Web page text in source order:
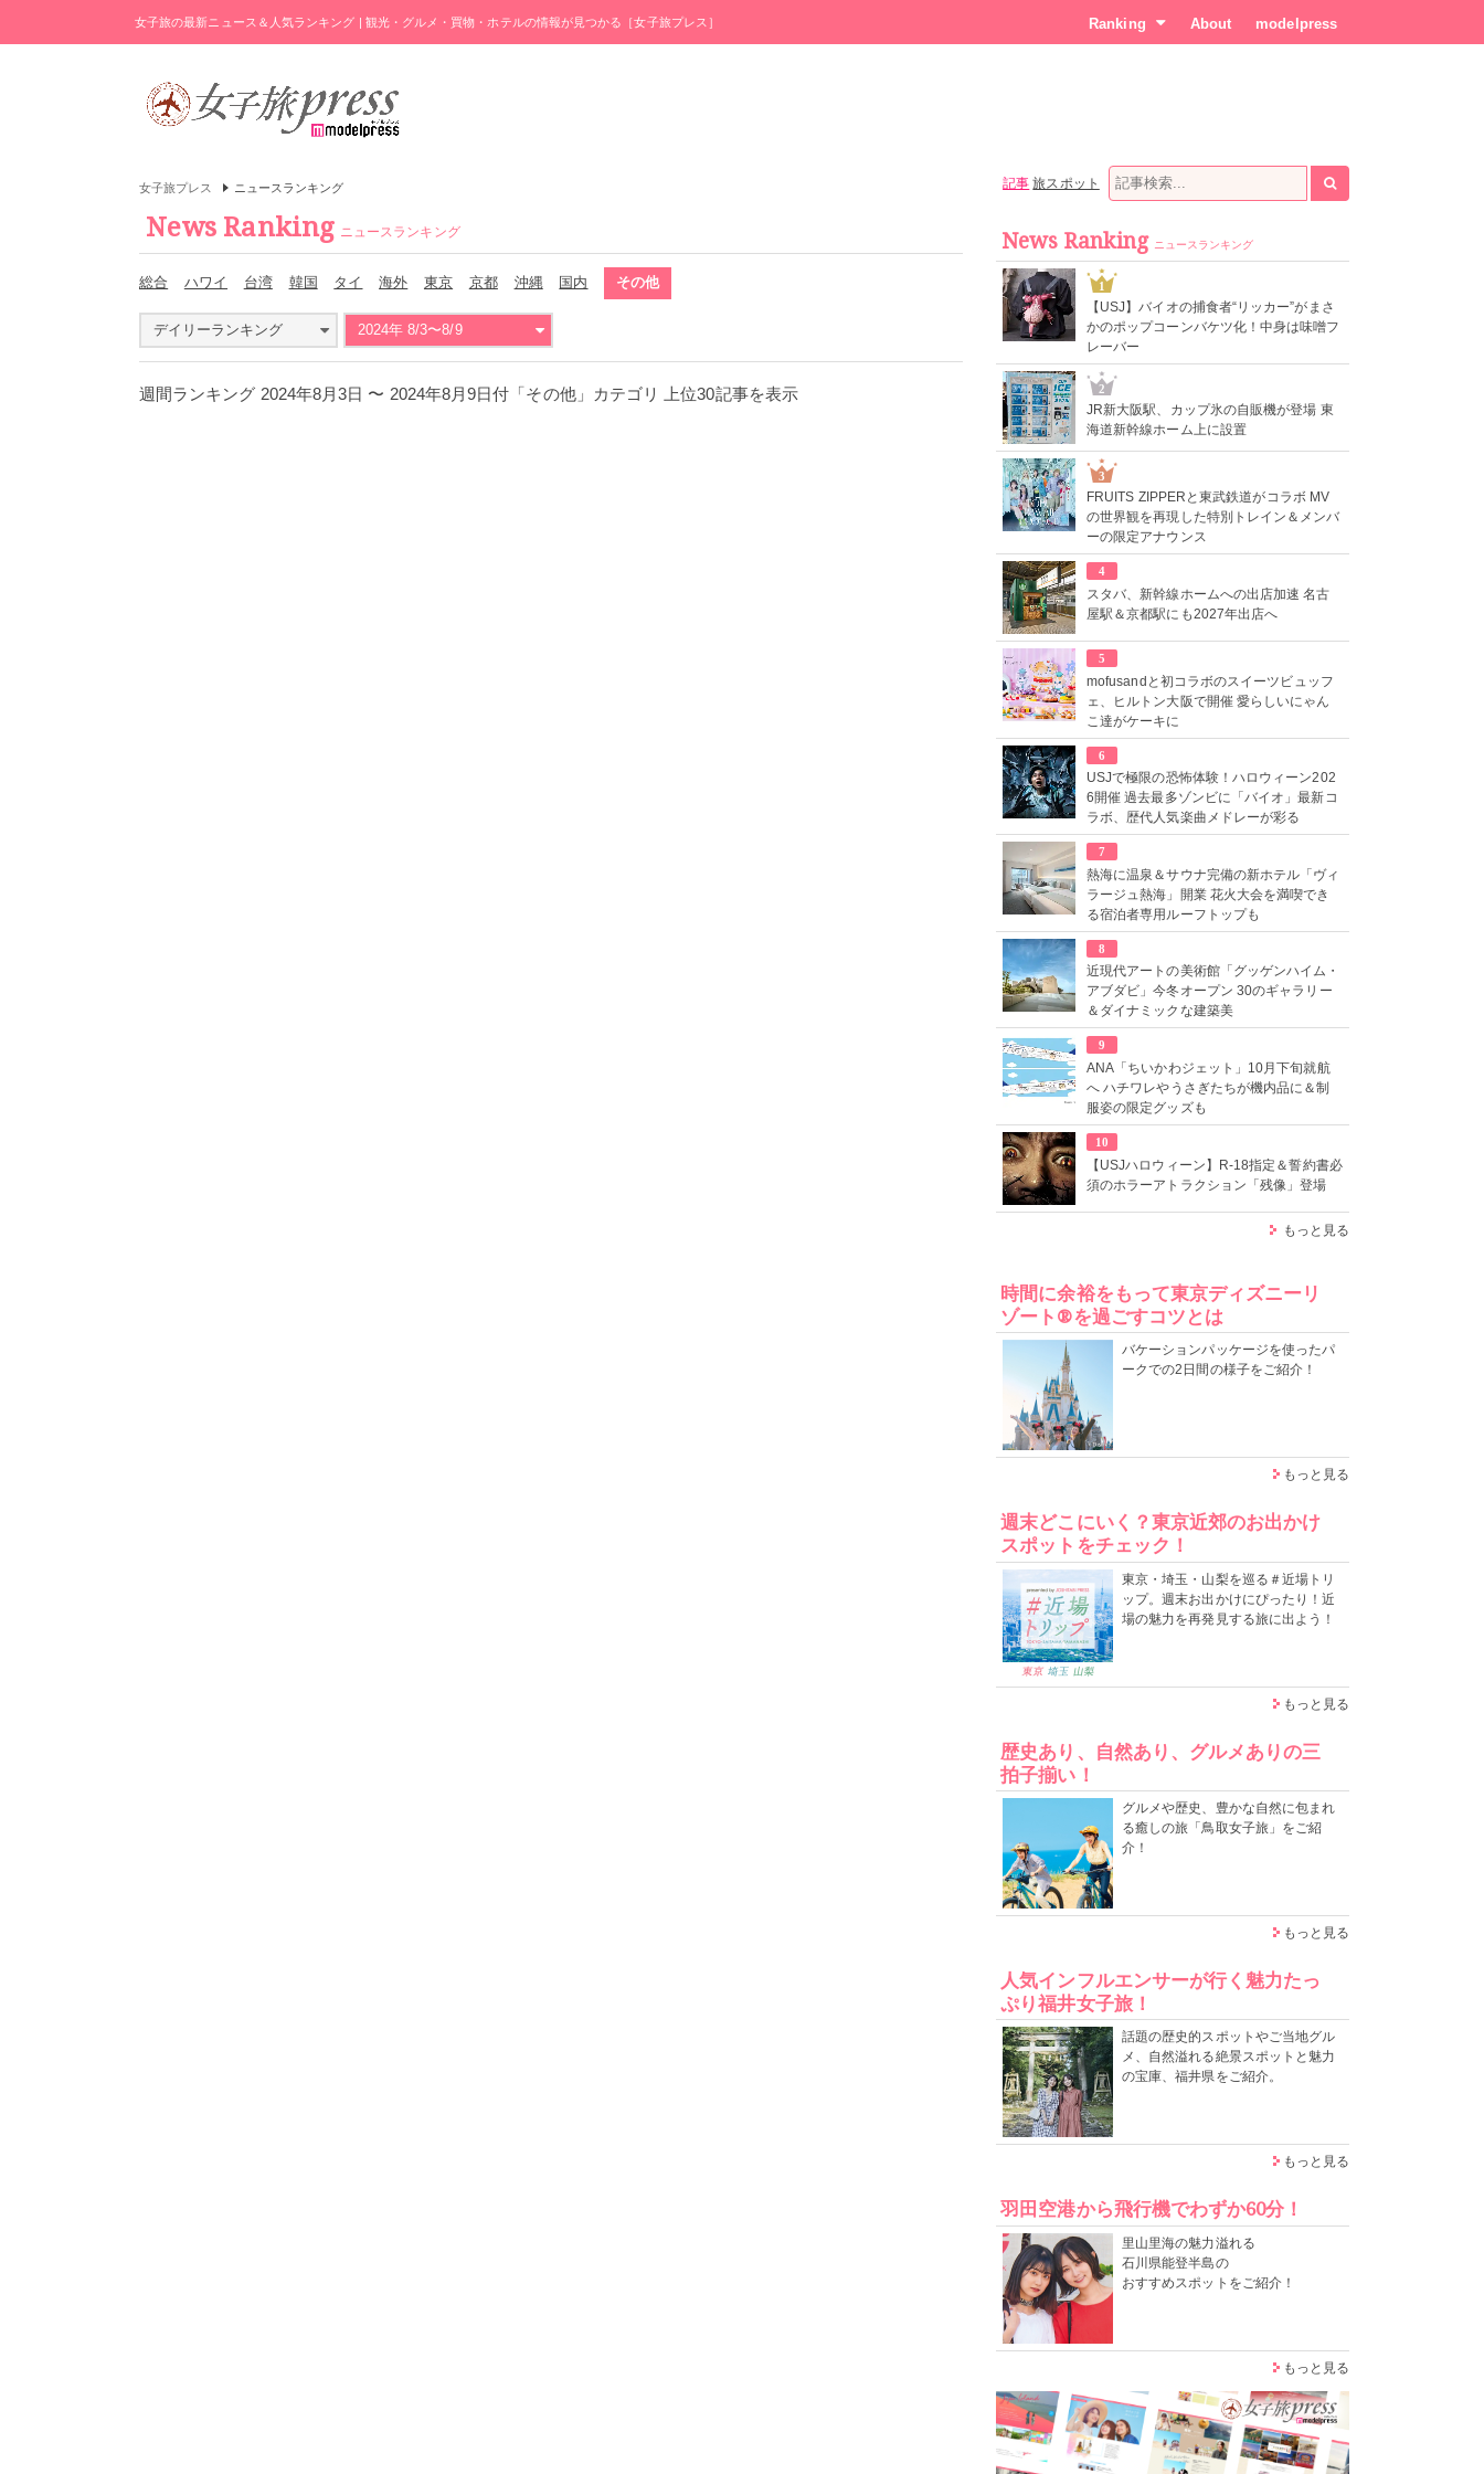
女子旅の最新ニュース＆人気ランキング | 観光・グルメ・買物・ホテルの情報が見つかる［女子旅プレス］ Ranking About modelpress
女子旅プレス ニュースランキング
News Ranking ニュースランキング
総合 ハワイ 台湾 韓国 タイ 海外 東京 京都 沖縄 国内 その他
デイリーランキング 2024年 8/3〜8/9
週間ランキング 2024年8月3日 〜 2024年8月9日付「その他」カテゴリ 上位30記事を表示
記事 旅スポット
News Ranking ニュースランキング
1
【USJ】バイオの捕食者“リッカー”がまさ
かのポップコーンバケツ化！中身は味噌フ
レーバー
2
JR新大阪駅、カップ氷の自販機が登場 東
海道新幹線ホーム上に設置
3
FRUITS ZIPPERと東武鉄道がコラボ MV
の世界観を再現した特別トレイン＆メンバ
ーの限定アナウンス
4
スタバ、新幹線ホームへの出店加速 名古
屋駅＆京都駅にも2027年出店へ
5
mofusandと初コラボのスイーツビュッフ
ェ、ヒルトン大阪で開催 愛らしいにゃん
こ達がケーキに
6
USJで極限の恐怖体験！ハロウィーン202
6開催 過去最多ゾンビに「バイオ」最新コ
ラボ、歴代人気楽曲メドレーが彩る
7
熱海に温泉＆サウナ完備の新ホテル「ヴィ
ラージュ熱海」開業 花火大会を満喫でき
る宿泊者専用ルーフトップも
8
近現代アートの美術館「グッゲンハイム・
アブダビ」今冬オープン 30のギャラリー
＆ダイナミックな建築美
9
ANA「ちいかわジェット」10月下旬就航
へ ハチワレやうさぎたちが機内品に＆制
服姿の限定グッズも
10
【USJハロウィーン】R-18指定＆誓約書必
須のホラーアトラクション「残像」登場
もっと見る
時間に余裕をもって東京ディズニーリ
ゾート®を過ごすコツとは
バケーションパッケージを使ったパ
ークでの2日間の様子をご紹介！
もっと見る
週末どこにいく？東京近郊のお出かけ
スポットをチェック！
東京・埼玉・山梨を巡る＃近場トリ
ップ。週末お出かけにぴったり！近
場の魅力を再発見する旅に出よう！
もっと見る
歴史あり、自然あり、グルメありの三
拍子揃い！
グルメや歴史、豊かな自然に包まれ
る癒しの旅「鳥取女子旅」をご紹
介！
もっと見る
人気インフルエンサーが行く魅力たっ
ぷり福井女子旅！
話題の歴史的スポットやご当地グル
メ、自然溢れる絶景スポットと魅力
の宝庫、福井県をご紹介。
もっと見る
羽田空港から飛行機でわずか60分！
里山里海の魅力溢れる
石川県能登半島の
おすすめスポットをご紹介！
もっと見る